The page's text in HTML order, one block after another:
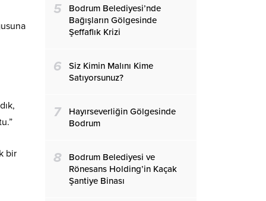
bir
5
Bodrum Belediyesi’nde
Bağışların Gölgesinde
Şeffaflık Krizi
6
Siz Kimin Malını Kime
Satıyorsunuz?
7
Hayırseverliğin Gölgesinde
Bodrum
8
Bodrum Belediyesi ve
Rönesans Holding’in Kaçak
Şantiye Binası